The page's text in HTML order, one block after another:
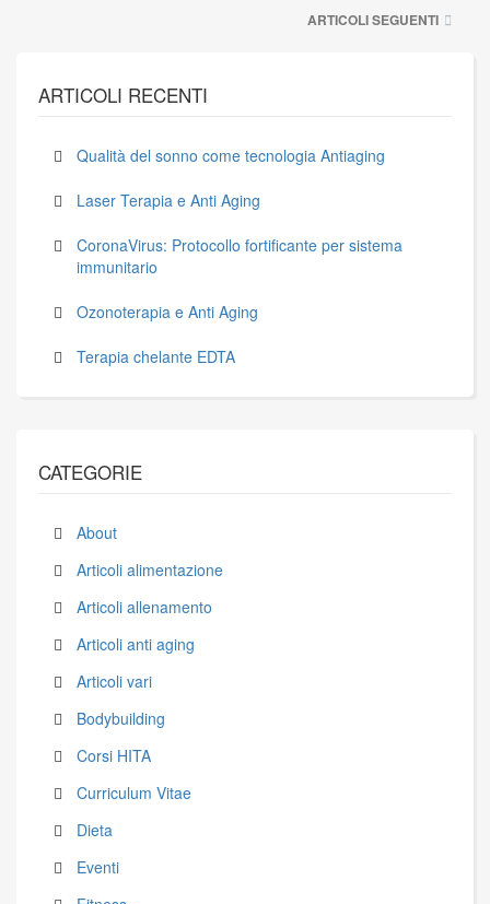
ARTICOLI SEGUENTI
ARTICOLI RECENTI
Qualità del sonno come tecnologia Antiaging
Laser Terapia e Anti Aging
CoronaVirus: Protocollo fortificante per sistema
immunitario
Ozonoterapia e Anti Aging
Terapia chelante EDTA
CATEGORIE
About
Articoli alimentazione
Articoli allenamento
Articoli anti aging
Articoli vari
Bodybuilding
Corsi HITA
Curriculum Vitae
Dieta
Eventi